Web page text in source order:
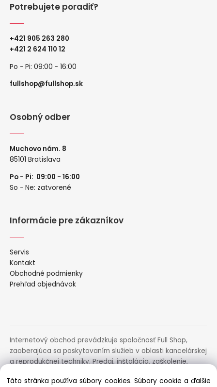
Potrebujete poradiť?
+421 905 263 280
+421 2 624 110 12
Po - Pi: 09:00 - 16:00
fullshop@fullshop.sk
Osobný odber
Muchovo nám. 8
85101 Bratislava
Po - Pi: 09:00 - 16:00
So - Ne: zatvorené
Informácie pre zákazníkov
Servis
Kontakt
Obchodné podmienky
Prehľad objednávok
Internetový obchod prevádzkuje spoločnosť Full Shop,
zaoberajúca sa poskytovaním služieb v oblasti kancelárskej
a reprodukčnej techniky. Predaj, inštalácia, zaškolenie,
zariadení.
Táto stránka používa súbory cookies. Súbory cookie a ďalšie